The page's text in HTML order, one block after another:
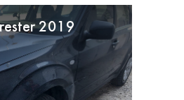
2019